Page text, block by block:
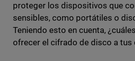
proteger los dispositivos que
sensibles, como portátiles o
Teniendo esto en cuenta,
ofrecer el cifrado de disco a tus